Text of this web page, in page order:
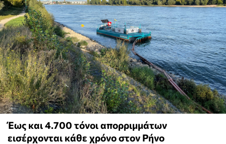
Έως και 4.700 τόνοι απορριμμάτων
εισέρχονται κάθε χρόνο στον Ρήνο